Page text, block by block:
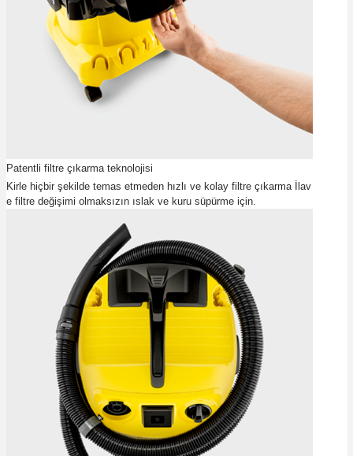
Patentli filtre çıkarma teknolojisi
Kirle hiçbir şekilde temas etmeden hızlı ve kolay filtre çıkarma İlav
e filtre değişimi olmaksızın ıslak ve kuru süpürme için.